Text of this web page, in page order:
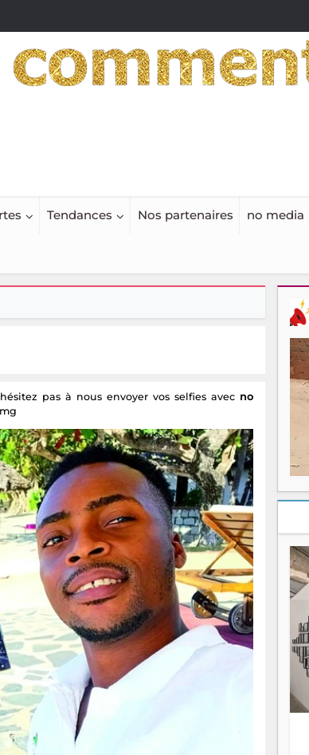
Tendances Nos partenaires no media
pas à nous envoyer vos selfies avec no